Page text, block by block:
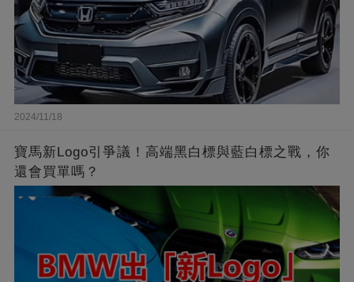
2024/11/18
寶馬新Logo引爭議！高端黑白標與藍白標之戰，你
還會買單嗎？